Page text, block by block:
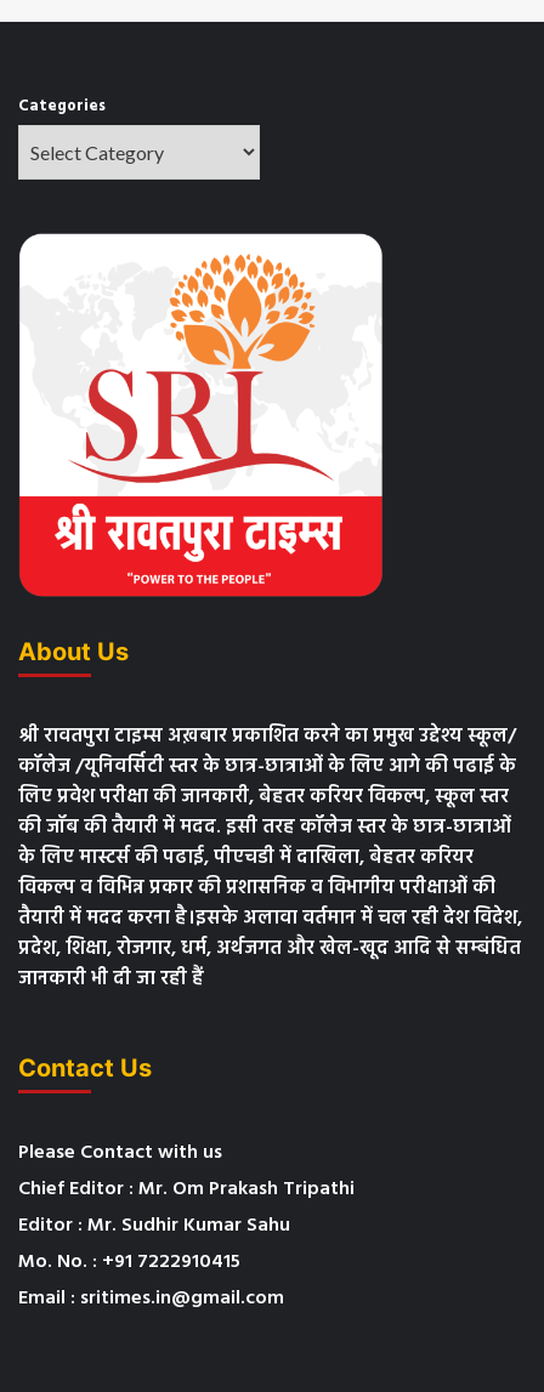
Categories
About Us
श्री रावतपुरा टाइम्स अख़बार प्रकाशित करने का प्रमुख उद्देश्य स्कूल/
कॉलेज /यूनिवर्सिटी स्तर के छात्र-छात्राओं के लिए आगे की पढाई के
लिए प्रवेश परीक्षा की जानकारी, बेहतर करियर विकल्प, स्कूल स्तर
की जॉब की तैयारी में मदद. इसी तरह कॉलेज स्तर के छात्र-छात्राओं
के लिए मास्टर्स की पढाई, पीएचडी में दाखिला, बेहतर करियर
विकल्प व विभिन्न प्रकार की प्रशासनिक व विभागीय परीक्षाओं की
तैयारी में मदद करना है।इसके अलावा वर्तमान में चल रही देश विदेश,
प्रदेश, शिक्षा, रोजगार, धर्म, अर्थजगत और खेल-खूद आदि से सम्बंधित
जानकारी भी दी जा रही हैं
Contact Us
Please Contact with us
Chief Editor : Mr. Om Prakash Tripathi
Editor : Mr. Sudhir Kumar Sahu
Mo. No. : +91 7222910415
Email : sritimes.in@gmail.com